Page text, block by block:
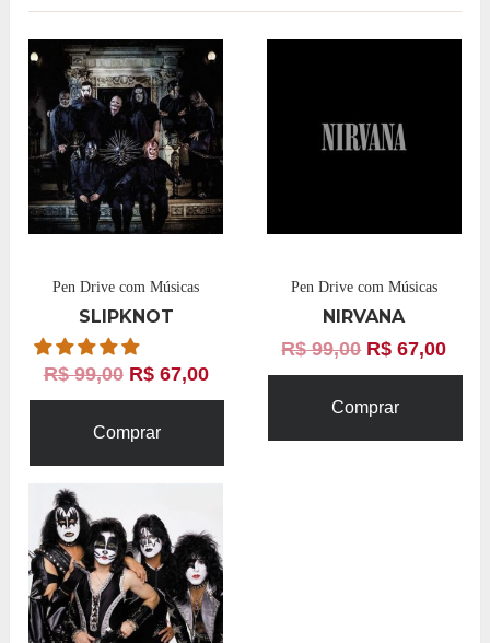
Pen Drive com Músicas
SLIPKNOT
R$99,00 R$67,00
Comprar
Pen Drive com Músicas
NIRVANA
R$99,00 R$ 67,00
Comprar